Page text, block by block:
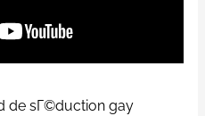
de sГ©duction gay